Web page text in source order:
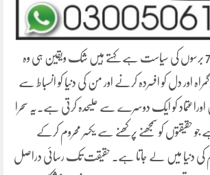
جس کا عملی نمونہ گذشتہ 78 برسوں کی سیاست ہے کہتے ہیں شک ویقین ہی وہ
اور دل کو افسردہ کرنے اور من کی دنیا کو انسباط سے
اوراعتماد کو ایک دوسرے سے علیحدہ کرتی ہے۔یہ سحرا
جو حقیقتوں کو سمجھنے پرکھنے سے یکسر محروم کرکے
کی دنیا میں لے جاتا ہے۔ حقیقت تک رسائی دراصل